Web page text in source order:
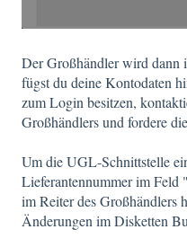
Der Großhändler wird dann
fügst du deine Kontodaten
zum Login besitzen,
Großhändlers und fordere
Um die UGL-Schnittstelle
Lieferantennummer im
im Reiter des Großhändlers
Änderungen im Disketten